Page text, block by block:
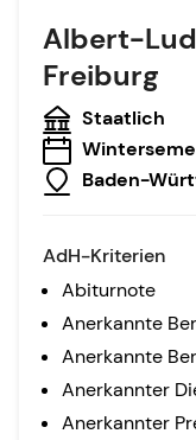
Albert-
Freiburg
Staatlich
Baden-
AdH-Kriterien
Abiturnote
Anerkannte
Anerkannte
Anerkannter
Anerkannter